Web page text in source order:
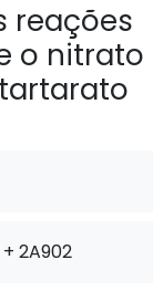
reações
o nitrato
2A902